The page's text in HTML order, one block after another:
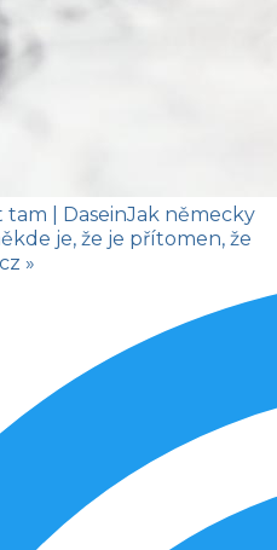
tam | DaseinJak německy
je, že je přítomen, že
»